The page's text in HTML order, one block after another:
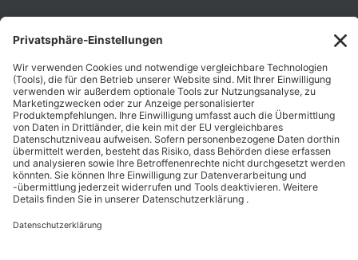
Unternehmen
Karriere
Zahlungsarten
Schnelle Lieferung